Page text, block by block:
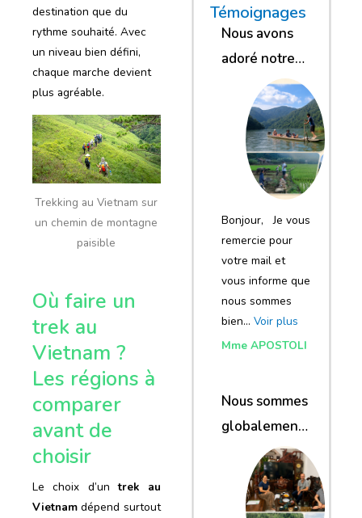
destination que du
rythme souhaité. Avec
un niveau bien défini,
chaque marche devient
plus agréable.
Trekking au Vietnam sur
un chemin de montagne
paisible
Où faire un
trek au
Vietnam ?
Les régions à
comparer
avant de
choisir
Le choix d’untrek au
Vietnam dépend surtout
Témoignages
Nous avons
adoré notre
Bonjour, Je vous
remercie pour
votre mail et
vous informe que
nous sommes
bien… Voir plus
« Nous
Mme APOSTOLI
Nous sommes
globalement
satisfaits du
voyage
« Nous sommes